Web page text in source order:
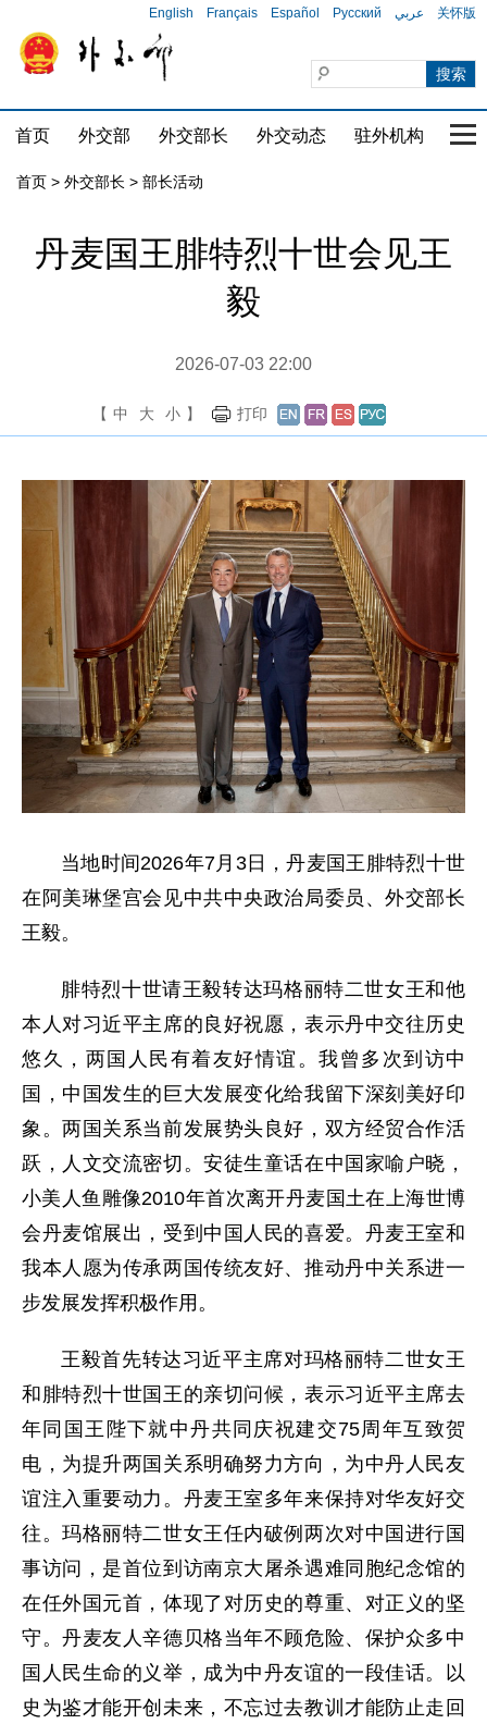
English Français Español Русский عربي 关怀版
首页 外交部 外交部长 外交动态 驻外机构 国
首页 > 外交部长 > 部长活动
丹麦国王腓特烈十世会见王
毅
2026-07-03 22:00
【 中 大 小 】 打印
当地时间2026年7月3日，丹麦国王腓特烈十世
在阿美琳堡宫会见中共中央政治局委员、外交部长
王毅。
腓特烈十世请王毅转达玛格丽特二世女王和他
本人对习近平主席的良好祝愿，表示丹中交往历史
悠久，两国人民有着友好情谊。我曾多次到访中
国，中国发生的巨大发展变化给我留下深刻美好印
象。两国关系当前发展势头良好，双方经贸合作活
跃，人文交流密切。安徒生童话在中国家喻户晓，
小美人鱼雕像2010年首次离开丹麦国土在上海世博
会丹麦馆展出，受到中国人民的喜爱。丹麦王室和
我本人愿为传承两国传统友好、推动丹中关系进一
步发展发挥积极作用。
王毅首先转达习近平主席对玛格丽特二世女王
和腓特烈十世国王的亲切问候，表示习近平主席去
年同国王陛下就中丹共同庆祝建交75周年互致贺
电，为提升两国关系明确努力方向，为中丹人民友
谊注入重要动力。丹麦王室多年来保持对华友好交
往。玛格丽特二世女王任内破例两次对中国进行国
事访问，是首位到访南京大屠杀遇难同胞纪念馆的
在任外国元首，体现了对历史的尊重、对正义的坚
守。丹麦友人辛德贝格当年不顾危险、保护众多中
国人民生命的义举，成为中丹友谊的一段佳话。以
史为鉴才能开创未来，不忘过去教训才能防止走回